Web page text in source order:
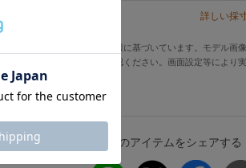
詳しい採
カラー名は、ショップ提供情報に基づいています。モデル画
す。色味は生地アップでご確認ください。画面設定等により
て見える場合がございます。
このアイテムをシェアする